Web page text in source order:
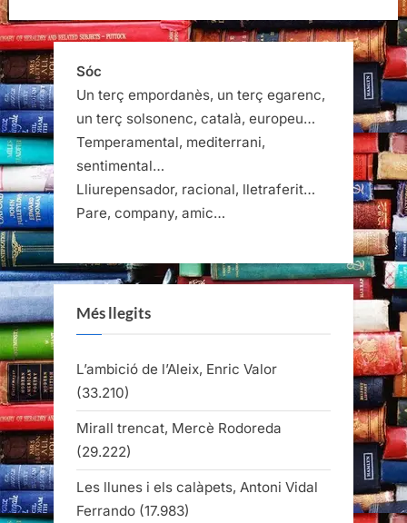
Sóc
Un terç empordanès, un terç egarenc,
un terç solsonenc, català, europeu…
Temperamental, mediterrani,
sentimental…
Lliurepensador, racional, lletraferit…
Pare, company, amic…
Més llegits
L’ambició de l’Aleix, Enric Valor
(33.210)
Mirall trencat, Mercè Rodoreda
(29.222)
Les llunes i els calàpets, Antoni Vidal
Ferrando (17.983)